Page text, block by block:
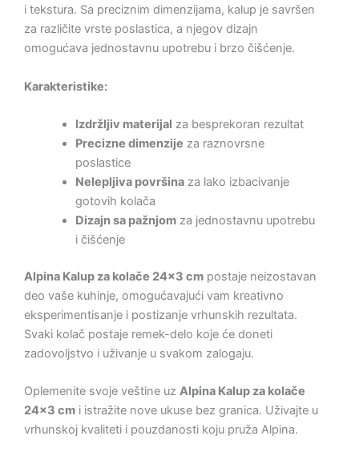
i tekstura. Sa preciznim dimenzijama, kalup je savršen
za različite vrste poslastica, a njegov dizajn
omogućava jednostavnu upotrebu i brzo čišćenje.
Karakteristike:
Izdržljiv materijal za besprekoran rezultat
Precizne dimenzije za raznovrsne
poslastice
Nelepljiva površinaza lako izbacivanje
gotovih kolača
Dizajn sa pažnjomza jednostavnu upotrebu
i čišćenje
Alpina Kalup za kolače 24×3 cm postaje neizostavan
deo vaše kuhinje, omogućavajući vam kreativno
eksperimentisanje i postizanje vrhunskih rezultata.
Svaki kolač postaje remek-delo koje će doneti
zadovoljstvo i uživanje u svakom zalogaju.
Oplemenite svoje veštine uz Alpina Kalup za kolače
24×3 cm i istražite nove ukuse bez granica. Uživajte u
vrhunskoj kvaliteti i pouzdanosti koju pruža Alpina.